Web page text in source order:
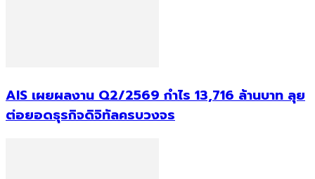
AIS เผยผลงาน Q2/2569 กำไร 13,716 ล้านบาท ลุย
ต่อยอดธุรกิจดิจิทัลครบวงจร